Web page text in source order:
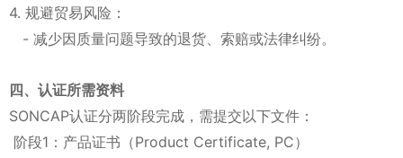
4. 规避贸易风险：
- 减少因质量问题导致的退货、索赔或法律纠纷。
四、认证所需资料
SONCAP认证分两阶段完成，需提交以下文件：
阶段1：产品证书（Product Certificate, PC）